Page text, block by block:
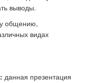
выводы.
общению,
видах
данная презентация